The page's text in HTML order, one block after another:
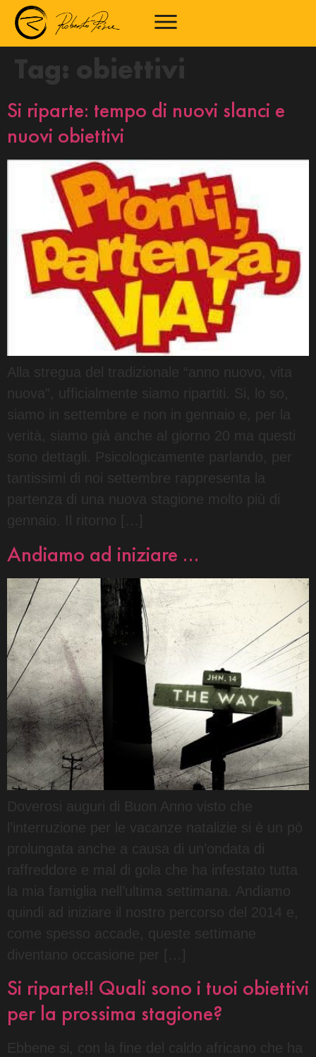
Tag: obiettivi
Si riparte: tempo di nuovi slanci e
nuovi obiettivi
Alla stregua del tradizionale “anno nuovo, vita
nuova”, ufficialmente siamo ripartiti. Si, lo so,
siamo in settembre e non in gennaio e, per la
verità, siamo già anche al giorno 20 ma questi
sono dettagli. Psicologicamente parlando, per
tantissimi di noi settembre rappresenta la
partenza di una nuova stagione molto più di
Andiamo ad iniziare …
Doverosi auguri di Buon Anno visto che
l’interruzione per le vacanze natalizie si è un pò
prolungata anche a causa di un’ondata di
raffreddore e mal di gola che ha infestato tutta
la mia famiglia nell’ultima settimana. Andiamo
quindi ad iniziare il nostro percorso del 2014 e,
come spesso accade, queste settimane
diventano occasione per […]
Si riparte!! Quali sono i tuoi obiettivi
per la prossima stagione?
Ebbene si, con la fine del caldo africano che ha